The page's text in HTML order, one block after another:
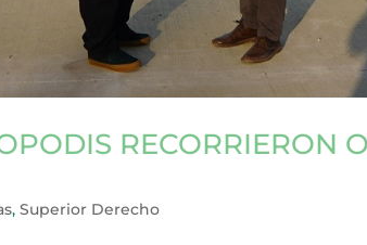
RECORRIERON
,Superior Derecho